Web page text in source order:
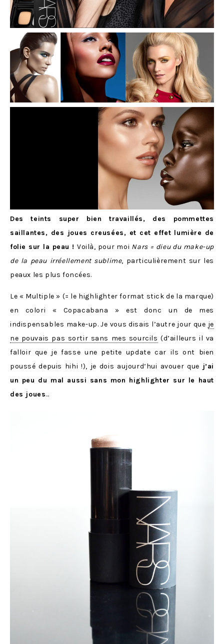
Des teints super bien travaillés, des pommettes
saillantes, des joues creusées, et cet effet lumière de
folie sur la peau ! Voilà, pour moi Nars = dieu du make-up
de la peau irréellement sublime, particulièrement sur les
peaux les plus foncées.
Le « Multiple » (= le highlighter format stick de la marque)
en colori « Copacabana » est donc un de mes
indispensables make-up. Je vous disais l’autre jour que je
ne pouvais pas sortir sans mes sourcils (d’ailleurs il va
falloir que je fasse une petite update car ils ont bien
poussé depuis hihi !), je dois aujourd’hui avouer que j’ai
un peu du mal aussi sans mon highlighter sur le haut
des joues…